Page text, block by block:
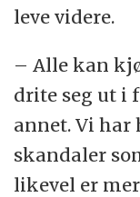
leve videre.
– Alle kan
drite seg ut i
annet. Vi
skandaler
likevel er